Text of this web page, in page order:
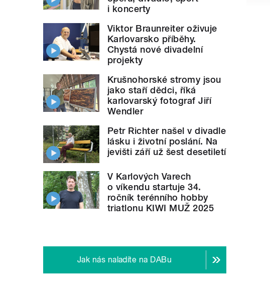
i koncerty
Viktor Braunreiter oživuje
Karlovarsko příběhy.
Chystá nové divadelní
projekty
Krušnohorské stromy jsou
jako staří dědci, říká
karlovarský fotograf Jiří
Wendler
Petr Richter našel v divadle
lásku i životní poslání. Na
jevišti září už šest desetiletí
V Karlových Varech
o víkendu startuje 34.
ročník terénního hobby
triatlonu KIWI MUŽ 2025
Jak nás naladíte na DABu